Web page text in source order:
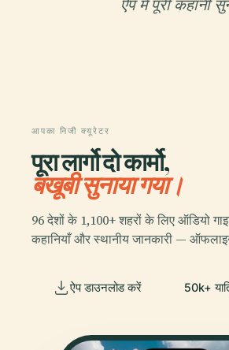
ऐप में पूरी कहानी
आपका निजी क्यूरेटर
पूरा लार्गो दो कार्मो,
बखूबी सुनाया गया।
96 देशों के 1,100+ शहरों के लिए ऑडियो
कहानियाँ और स्थानीय जानकारी —
ऐप डाउनलोड करें 50k+